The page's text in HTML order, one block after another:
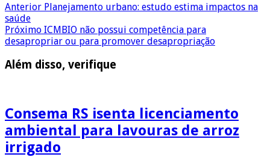
Anterior Planejamento urbano: estudo estima impactos na
saúde
Próximo ICMBIO não possui competência para
desapropriar ou para promover desapropriação
Além disso, verifique
Consema RS isenta licenciamento
ambiental para lavouras de arroz
irrigado